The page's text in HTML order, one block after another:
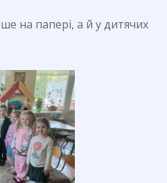
на папері, а й у дитячих